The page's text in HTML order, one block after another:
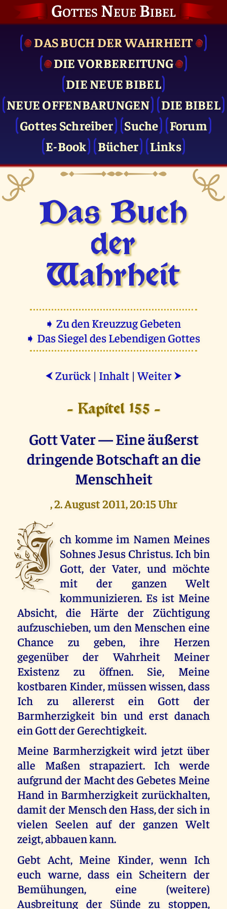
Gottes Neue Bibel
DAS BUCH DER WAHRHEIT
DIE VOR­BEREITUNG
DIE NEUE BIBEL
NEUE OFFENBARUNGEN
DIE BIBEL
Gottes Schreiber
Suche
Forum
E-Book
Bücher Links
Das Buch
der
Wahrheit
➧ Zu den Kreuzzug Gebeten
➧ Das Siegel des Lebendigen Gottes
⮜ Zurück | Inhalt |Weiter ⮞
- Kapitel 155 -
Gott Vater — Eine äußerst
dringende Botschaft an die
Menschheit
, 2. August 2011, 20:15 Uhr
I ch komme im Namen Meines
Sohnes Jesus Christus. Ich bin
Gott, der Vater, und möchte
mit der ganzen Welt
kommunizieren. Es ist Meine
Absicht, die Härte der Züchtigung
aufzuschieben, um den Menschen eine
Chance zu geben, ihre Herzen
gegenüber der Wahrheit Meiner
Existenz zu öffnen. Sie, Meine
kostbaren Kinder, müssen wissen, dass
Ich zu allererst ein Gott der
Barmherzigkeit bin und erst danach
ein Gott der Gerechtigkeit.
Meine Barmherzigkeit wird jetzt über
alle Maßen strapaziert. Ich werde
aufgrund der Macht des Gebetes Meine
Hand in Barmherzigkeit zurückhalten,
damit der Mensch den Hass, der sich in
vielen Seelen auf der ganzen Welt
zeigt, abbauen kann.
Gebt Acht, Meine Kinder, wenn Ich
euch warne, dass ein Scheitern der
Bemühungen, eine (weitere)
Ausbreitung der Sünde zu stoppen,